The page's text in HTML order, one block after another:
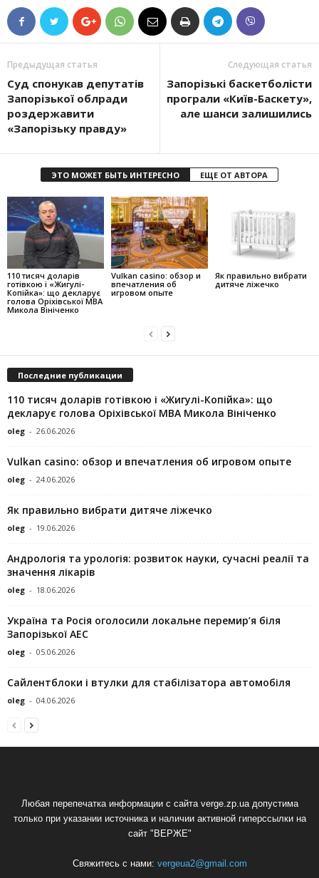
Предыдущая статья
Суд спонукав депутатів
Запорізької облради
роздержавити
«Запорізьку правду»
Следующая статья
Запорізькі баскетболісти
програли «Київ-Баскету»,
але шанси залишились
ЭТО МОЖЕТ БЫТЬ ИНТЕРЕСНО ЕЩЕ ОТ АВТОРА
110 тисяч доларів
готівкою і «Жигулі-
Копійка»: що декларує
голова Оріхівської МВА
Микола Вініченко
Vulkan casino: обзор и
впечатления об
игровом опыте
Як правильно вибрати
дитяче ліжечко
Последние публикации
110 тисяч доларів готівкою і «Жигулі-Копійка»: що
декларує голова Оріхівської МВА Микола Вініченко
oleg - 26.06.2026
Vulkan casino: обзор и впечатления об игровом опыте
oleg - 24.06.2026
Як правильно вибрати дитяче ліжечко
oleg - 19.06.2026
Андрологія та урологія: розвиток науки, сучасні реалії та
значення лікарів
oleg - 18.06.2026
Україна та Росія оголосили локальне перемир’я біля
Запорізької АЕС
oleg - 05.06.2026
Сайлентблоки і втулки для стабілізатора автомобіля
oleg - 04.06.2026
Любая перепечатка информации с сайта verge.zp.ua допустима
только при указании источника и наличии активной гиперссылки на
сайт "ВЕРЖЕ"
Свяжитесь с нами: vergeua2@gmail.com